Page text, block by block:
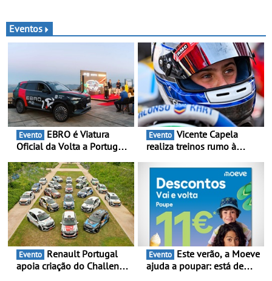
Eventos
Evento
Oficial da Volta a Portugal
presença nacional ao lado
da mítica prova de ciclismo
e leva a sua gama SUV
multi-energia às estradas
de Portugal
Evento
realiza treinos rumo à
Portugal Karting e mira boa
estreia - O Campeonato
Portugal Karting 2026
decorre entre 1 de Março e
6 de Setembro
Evento
apoia criação do Challenge
Evento
ajuda a poupar: está de